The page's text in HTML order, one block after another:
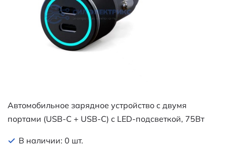
Автомобильное зарядное устройство c двумя
портами (USB-C + USB-С) c LED-подсветкой, 75Вт
В наличии: 0 шт.